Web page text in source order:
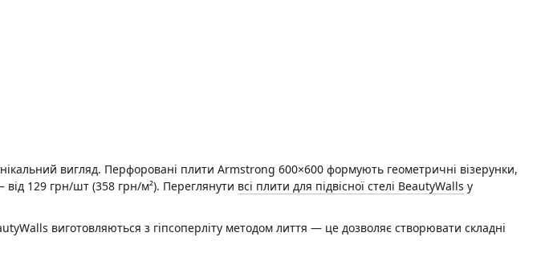
вигляд. Перфоровані плити Armstrong 600×600 формують геометричні візерунки,
129 грн/шт (358 грн/м²). Переглянути всі плити для підвісної стелі BeautyWalls у
виготовляються з гіпсоперліту методом лиття — це дозволяє створювати складні